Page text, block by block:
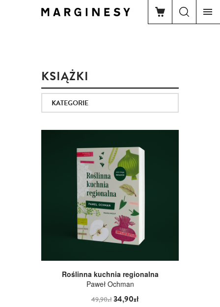
KSIĄŻKI
KATEGORIE
Roślinna kuchnia regionalna
Paweł Ochman
49,90zł34,90zł